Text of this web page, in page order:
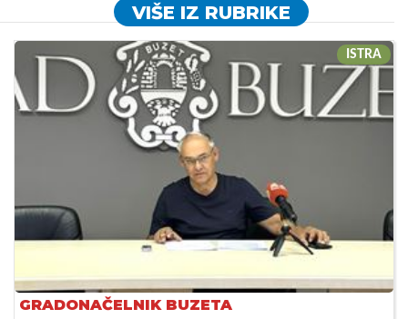
VIŠE IZ RUBRIKE
ISTRA
GRADONAČELNIK BUZETA